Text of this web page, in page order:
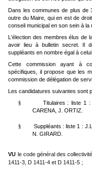
Dans les communes de plus de
outre du Maire, qui en est de
conseil municipal en son sein à la
L'élection des membres élus de
avoir lieu à bulletin secret. Il
suppléants en nombre égal à celui
Cette commission ayant à
spécifiques, il propose que les
commission de délégation de
Les candidatures suivantes sont
§ Titulaires : liste 1 :
CARENA, J. ORTIZ.
§
Suppléants : liste 1 :
N. GIRARD.
VU le code général des
1411-3, D 1411-4 et D 1411-5 ;